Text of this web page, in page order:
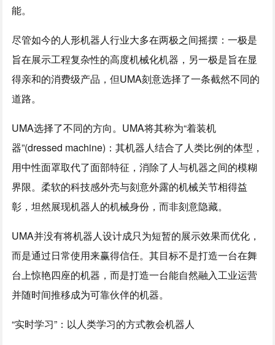
能。
尽管如今的人形机器人行业大多在两极之间摇摆：一极是
旨在展示工程复杂性的高度机械化机器，另一极是旨在显
得亲和的消费级产品，但UMA刻意选择了一条截然不同的
道路。
UMA选择了不同的方向。UMA将其称为“着装机
器”(dressed machine)：其机器人结合了人类比例的体型，
用中性面罩取代了面部特征，消除了人与机器之间的模糊
界限。柔软的科技感外壳与刻意外露的机械关节相得益
彰，坦然展现机器人的机械身份，而非刻意隐藏。
UMA并没有将机器人设计成只为短暂的展示效果而优化，
而是通过日常使用来赢得信任。其目标不是打造一台在舞
台上惊艳四座的机器，而是打造一台能自然融入工业运营
并随时间推移成为可靠伙伴的机器。
“实时学习”：以人类学习的方式教会机器人